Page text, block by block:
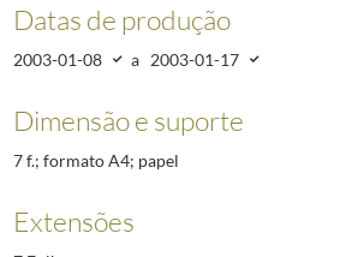
Datas de produção
2003-01-08 a 2003-01-17
Dimensão e suporte
7 f.; formato A4; papel
Extensões